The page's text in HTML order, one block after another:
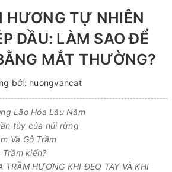
HƯƠNG TỰ NHIÊN
DẦU: LÀM SAO ĐỂ
MẮT THƯỜNG?
bởi: huongvancat
Lão Hóa Lâu Năm
túy của núi rừng
Và Gỗ Trầm
kiến?
TRẦM HƯƠNG KHI ĐEO TAY VÀ KHI